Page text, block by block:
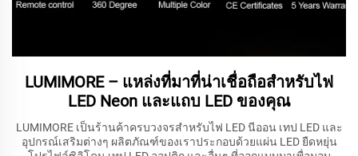
LUMIMORE – แหล่งที่มาที่น่าเชื่อถือสำหรับไฟ
LED Neon และแถบ LED ของคุณ
LUMIMORE เป็นร้านค้าครบวงจรสำหรับไฟ LED นีออน เทป LED และ
อุปกรณ์เสริมต่างๆ ผลิตภัณฑ์ของเราประกอบด้วยแผ่น LED ยืดหยุ่น